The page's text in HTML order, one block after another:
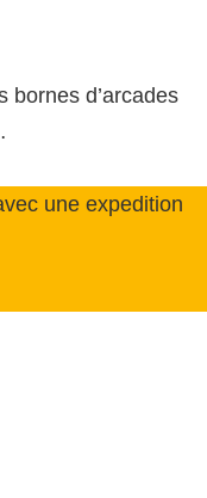
bornes d’arcades
une expedition